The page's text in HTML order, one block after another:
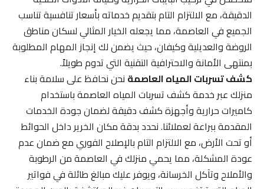
الدقيقة، مع الالتزام التام بتقديم خدماته بأسعار تنافسية تناسب
الجميع في العاصمة، مما يجعله الخيار المثالي لسكان مناطق
الروضة والعديلية وكيفان، حيث يضمن لك إنجاز المهام المطلوبة
بمنتهى الأمانة والاحترافية التقنية التي تدوم طويلاً.
كشف تسربات المياه العاصمةنحن نحافظ على سلامة بناء
منزلك عبر خدمة كشف تسربات المياه العاصمة باستخدام
كاميرات حرارية وأجهزة كشف دقيقة لضمان جودة الخدمات
المقدمة ببراعة لعملائنا. نحدد بدقة مكان الخرير داخل الحوائط
أو تحت الأرض، مع الالتزام التام بالإصلاح الفوري مع ضمان عدم
عودة المشكلة، مما يحمي منزلك في العاصمة من الرطوبة
والأملاح وتآكل الخرسانة، ويوفر عليك مبالغ طائلة في فواتير